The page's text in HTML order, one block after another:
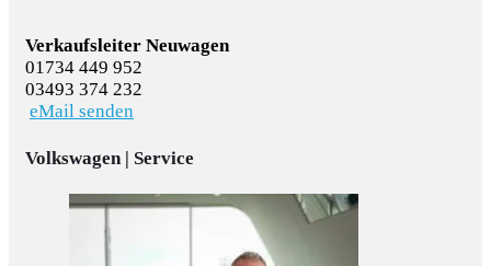
Verkaufsleiter Neuwagen
01734 449 952
03493 374 232
eMail senden
Volkswagen | Service